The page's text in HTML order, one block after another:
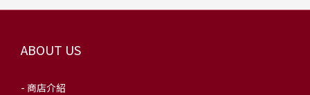
ABOUT US
- 商店介紹